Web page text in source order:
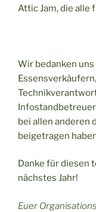
Attic Jam, die alle
Wir bedanken
bei allen anderen
beigetragen
Danke für diesen
nächstes Jahr!
Euer